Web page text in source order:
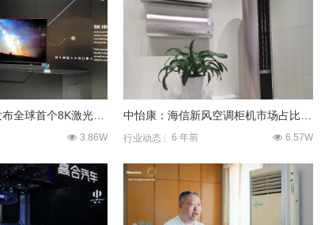
3.86W 行业动态 6 年前 6.57W